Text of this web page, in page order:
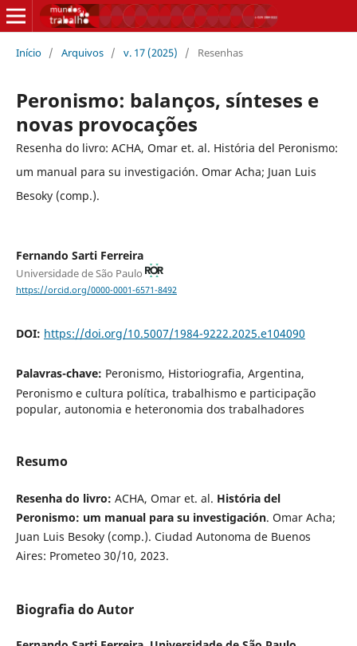
Início / Arquivos / v. 17 (2025) / Resenhas
Peronismo: balanços, sínteses e
novas provocações
Resenha do livro: ACHA, Omar et. al. História del Peronismo:
um manual para su investigación. Omar Acha; Juan Luis
Besoky (comp.).
Fernando Sarti Ferreira
Universidade de São Paulo
https://orcid.org/0000-0001-6571-8492
DOI: https://doi.org/10.5007/1984-9222.2025.e104090
Palavras-chave: Peronismo, Historiografia, Argentina,
Peronismo e cultura política, trabalhismo e participação
popular, autonomia e heteronomia dos trabalhadores
Resumo
Resenha do livro: ACHA, Omar et. al. História del
Peronismo: um manual para su investigación. Omar Acha;
Juan Luis Besoky (comp.). Ciudad Autonoma de Buenos
Aires: Prometeo 30/10, 2023.
Biografia do Autor